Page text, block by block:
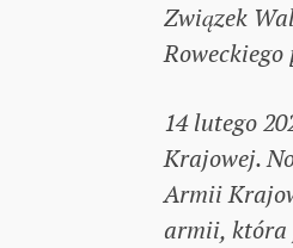
Związek
Roweckiego
14 lutego
Krajowej.
Armii
armii, która